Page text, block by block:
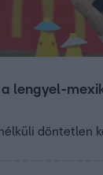
lengyel-
döntetlen